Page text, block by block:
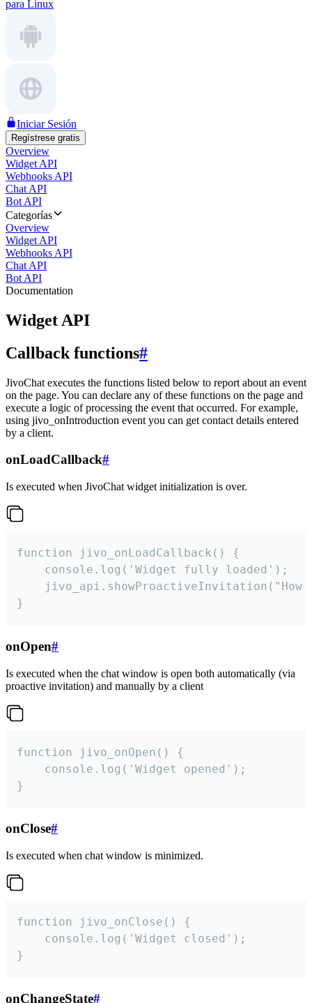
para Linux
Iniciar Sesión
Regístrese gratis
Overview
Widget API
Webhooks API
Chat API
Bot API
Categorías
Overview
Widget API
Webhooks API
Chat API
Bot API
Documentation
Widget API
Callback functions#
JivoChat executes the functions listed below to report about an event
on the page. You can declare any of these functions on the page and
execute a logic of processing the event that occurred. For example,
using jivo_onIntroduction event you can get contact details entered
by a client.
onLoadCallback#
Is executed when JivoChat widget initialization is over.
function jivo_onLoadCallback() {
    console.log('Widget fully loaded');
jivo_api.showProactiveInvitation("How
}
onOpen#
Is executed when the chat window is open both automatically (via
proactive invitation) and manually by a client
function jivo_onOpen() {
    console.log('Widget opened');
}
onClose#
Is executed when chat window is minimized.
function jivo_onClose() {
    console.log('Widget closed');
}
onChangeState#